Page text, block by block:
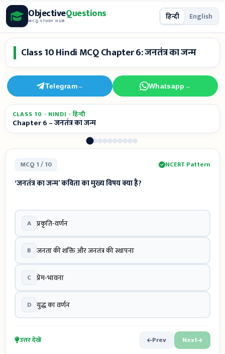
Skip
to
content
ObjectiveQuestions
MCQ STUDY HUB हिन्दी English
Class 10 Hindi MCQ Chapter 6: जनतंत्र का जन्म
Telegram→ Whatsapp →
CLASS 10 · HINDI · हिन्दी
Chapter 6 – जनतंत्र का जन्म
MCQ 1 / 10 NCERT Pattern
‘जनतंत्र का जन्म’ कविता का मुख्य विषय क्या है?
A प्रकृति-वर्णन
B जनता की शक्ति और जनतंत्र की स्थापना
C प्रेम-भावना
D युद्ध का वर्णन
उत्तर देखें Prev Next